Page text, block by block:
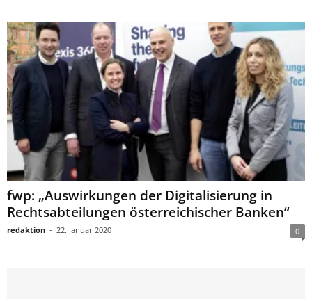
fwp: „Auswirkungen der Digitalisierung in
Rechtsabteilungen österreichischer Banken“
redaktion - 22. Januar 2020 0